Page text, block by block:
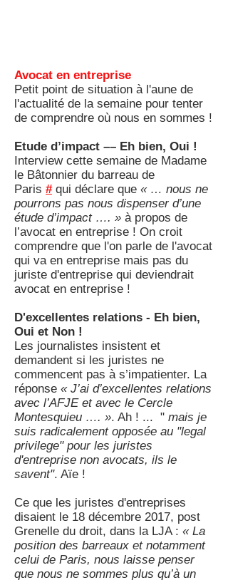
Avocat en entreprise
Petit point de situation à l'aune de
l'actualité de la semaine pour tenter
de comprendre où nous en sommes !
Etude d’impact –– Eh bien, Oui !
Interview cette semaine de Madame
le Bâtonnier du barreau de
Paris #qui déclare que « … nous ne
pourrons pas nous dispenser d’une
étude d’impact …. » à propos de
l’avocat en entreprise ! On croit
comprendre que l'on parle de l'avocat
qui va en entreprise mais pas du
juriste d'entreprise qui deviendrait
avocat en entreprise !
D'excellentes relations - Eh bien,
Oui et Non !
Les journalistes insistent et
demandent si les juristes ne
commencent pas à s’impatienter. La
réponse « J’ai d’excellentes relations
avec l’AFJE et avec le Cercle
Montesquieu …. ». Ah ! ... " mais je
suis radicalement opposée au "legal
privilege" pour les juristes
d'entreprise non avocats, ils le
savent". Aïe !
Ce que les juristes d'entreprises
disaient le 18 décembre 2017, post
Grenelle du droit, dans la LJA : « La
position des barreaux et notamment
celui de Paris, nous laisse penser
que nous ne sommes plus qu’à un